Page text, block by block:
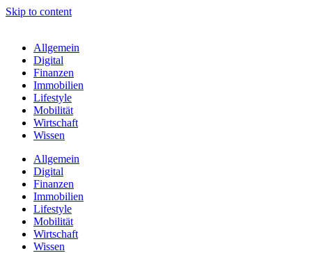
Skip to content
Allgemein
Digital
Finanzen
Immobilien
Lifestyle
Mobilität
Wirtschaft
Wissen
Allgemein
Digital
Finanzen
Immobilien
Lifestyle
Mobilität
Wirtschaft
Wissen